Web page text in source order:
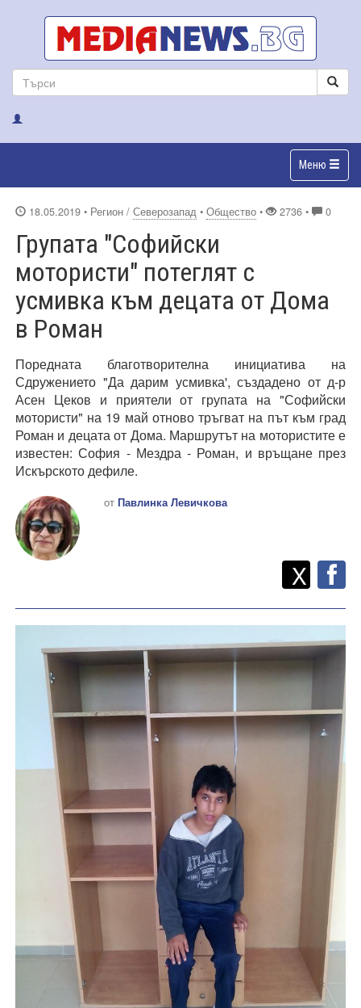
Меню
18.05.2019 • Регион / Северозапад • Общество • 2736 • 0
Групата "Софийски
мотористи" потеглят с
усмивка към децата от Дома
в Роман
Поредната благотворителна инициатива на
Сдружението "Да дарим усмивка', създадено от д-р
Асен Цеков и приятели от групата на "Софийски
мотористи" на 19 май отново тръгват на път към град
Роман и децата от Дома. Маршрутът на мотористите е
известен: София - Мездра - Роман, и връщане през
Искърското дефиле.
от Павлинка Левичкова
Споделете
X